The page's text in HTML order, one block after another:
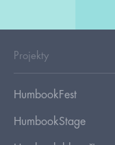
Projekty
HumbookFest
HumbookStage